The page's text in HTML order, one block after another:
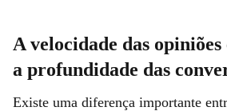
A velocidade das opiniões
a profundidade das
Existe uma diferença importante